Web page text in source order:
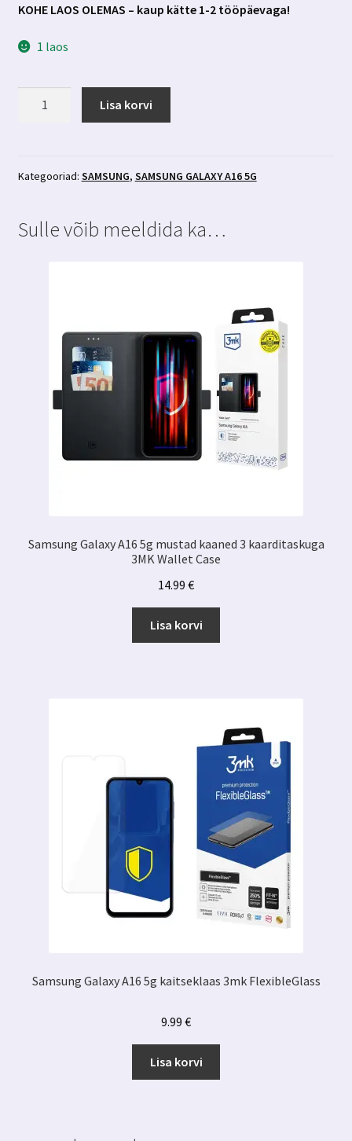
KOHE LAOS OLEMAS – kaup kätte 1-2 tööpäevaga!
1 laos
kaamera
Lens
Lisa korvi
Kategooriad: SAMSUNG, SAMSUNG GALAXY A16 5G
Sulle võib meeldida ka…
Samsung Galaxy A16 5g mustad kaaned 3 kaarditaskuga
3MK Wallet Case
14.99 €
Lisa korvi
Samsung Galaxy A16 5g kaitseklaas 3mk FlexibleGlass
9.99 €
Lisa korvi